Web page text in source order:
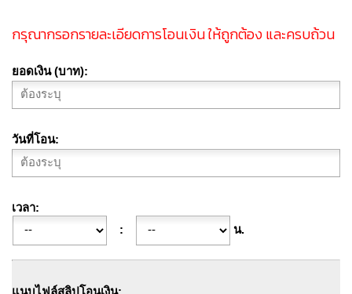
กรุณากรอกรายละเอียดการโอนเงิน ให้ถูกต้อง และครบถ้วน
ยอดเงิน (บาท)
วันที่โอน
เวลา
:
น.
แนบไฟล์สลิปโอนเงิน